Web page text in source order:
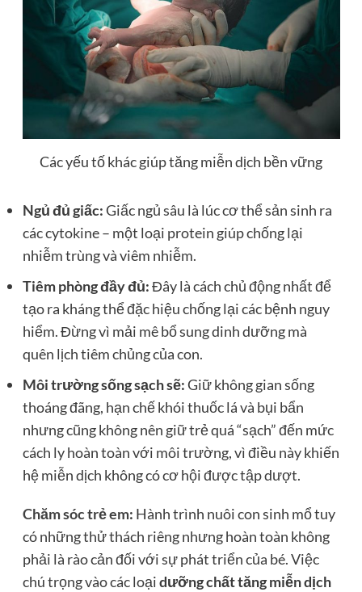
Các yếu tố khác giúp tăng miễn dịch bền vững
Ngủ đủ giấc:Giấc ngủ sâu là lúc cơ thể sản sinh ra
các cytokine – một loại protein giúp chống lại
nhiễm trùng và viêm nhiễm.
Tiêm phòng đầy đủ:Đây là cách chủ động nhất để
tạo ra kháng thể đặc hiệu chống lại các bệnh nguy
hiểm. Đừng vì mải mê bổ sung dinh dưỡng mà
quên lịch tiêm chủng của con.
Môi trường sống sạch sẽ:Giữ không gian sống
thoáng đãng, hạn chế khói thuốc lá và bụi bẩn
nhưng cũng không nên giữ trẻ quá “sạch” đến mức
cách ly hoàn toàn với môi trường, vì điều này khiến
hệ miễn dịch không có cơ hội được tập dượt.
Chăm sóc trẻ em: Hành trình nuôi con sinh mổ tuy
có những thử thách riêng nhưng hoàn toàn không
phải là rào cản đối với sự phát triển của bé. Việc
chú trọng vào các loạidưỡng chất tăng miễn dịch